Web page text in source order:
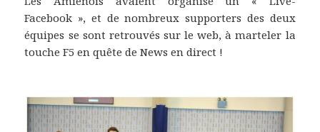
Facebook », et de nombreux supporters des deux
équipes se sont retrouvés sur le web, à marteler la
touche F5 en quête de News en direct !